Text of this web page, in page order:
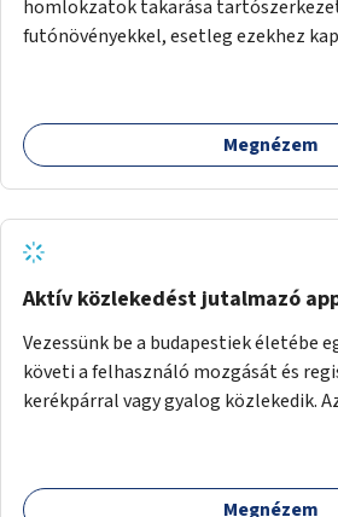
homlokzatok takarása
futónövényekkel, esetleg ezekhez
nincs lehetőség.
Megnézem
Aktív közlekedést jutalmazó
Vezessünk be a budapestiek életébe
követi a felhasználó mozgását és
kerékpárral vagy gyalog közlekedik.
felhasználó.
Megnézem